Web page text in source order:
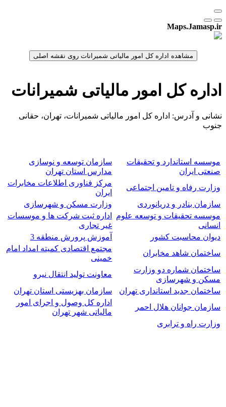
Maps.Jamasp.ir
اداره کل امور مالیاتی شمیرانات
نشانی و آدرس: اداره کل امور مالیاتی شمیرانات، تهران، حقانی
جنوب
موسسه استاندارد و تحقیقات
صنعتی ایران
سازمان توسعه و نوسازی
مدارس استان تهران
وزارت رفاه و تامین اجتماعی
مرکز فناوری اطلاعات مخابرات
ایران
سازمان بنادر و دریانوردی
وزارت مسکن و شهرسازی
موسسه تحقیقات و توسعه علوم
انسانی
اداره ثبت شرکت ها و موسسات
غیر تجاری
دیوان محاسبت کشور
آموزش پرورش منطقه 3
ساختمان شاهد مخابران
مجتمع اقتصادی کمیته امداد امام
خمینی
ساختمان شماره دو وزارت
مسکن و شهرسازی
معاونت تولید انتقال نیرو
ساختمان جدید استانداری تهران
سازمان بهزیستی استان تهران
سازمان جوانان هلال احمر
اداره کل وصول و اجرای امور
مالیاتی شهر تهران
وزارت راه و ترابری